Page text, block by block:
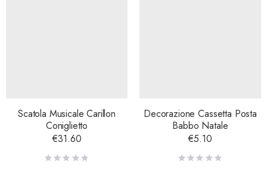
Scatola Musicale Carillon
Coniglietto
€31.60
Decorazione Cassetta Posta
Babbo Natale
€5.10